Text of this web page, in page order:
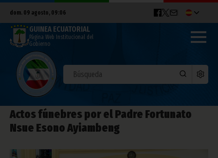
dom. 09 agosto, 09:06
GUINEA ECUATORIAL
Página Web Institucional del
Gobierno
Actos fúnebres por el Padre Fortunato
Nsue Esono Ayiambeng